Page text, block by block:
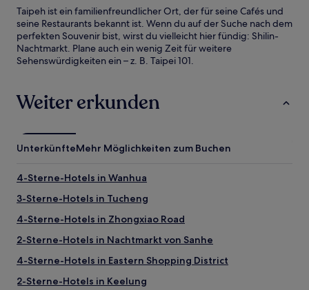
Taipeh ist ein familienfreundlicher Ort, der für seine Cafés und
seine Restaurants bekannt ist. Wenn du auf der Suche nach dem
perfekten Souvenir bist, wirst du vielleicht hier fündig: Shilin-
Nachtmarkt. Plane auch ein wenig Zeit für weitere
Sehenswürdigkeiten ein – z. B. Taipei 101.
Weiter erkunden
UnterkünfteMehr Möglichkeiten zum Buchen
4-Sterne-Hotels in Wanhua
3-Sterne-Hotels in Tucheng
4-Sterne-Hotels in Zhongxiao Road
2-Sterne-Hotels in Nachtmarkt von Sanhe
4-Sterne-Hotels in Eastern Shopping District
2-Sterne-Hotels in Keelung